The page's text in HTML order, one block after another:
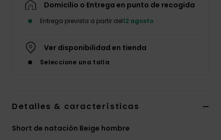
Domicilio o Entrega en punto de recogida
Entrega prevista a partir del12 agosto
Ver disponibilidad en tienda
Seleccione una talla
Detalles & características
Short de natación Beige hombre